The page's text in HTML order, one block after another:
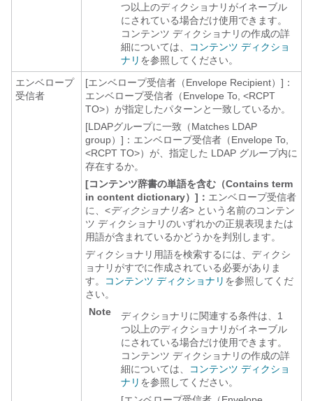
つ以上のディクショナリがイネーブル
にされている場合だけ使用できます。
コンテンツ ディクショナリの作成の詳
細については、
コンテンツ ディクショ
ナリ を参照してください。
エンベロープ
受信者
[エンベロープ受信者（Envelope Recipient）]：
エンベロープ受信者（Envelope To, <RCPT
TO>）が指定したパターンと一致しているか。
[LDAPグループに一致（Matches LDAP
group）]： エンベロープ受信者（Envelope To,
<RCPT TO>）が、指定した LDAP グループ内に
存在するか。
[コンテンツ辞書の単語を含む（Contains term
in content dictionary）]： エンベロープ受信者
に、<ディクショナリ名> という名前のコンテン
ツ ディクショナリのいずれかの正規表現または
用語が含まれているかどうかを判別します。
ディクショナリ用語を検索するには、ディクシ
ョナリがすでに作成されている必要がありま
す。
コンテンツ ディクショナリ を参照してくだ
さい。
Note
ディクショナリに関連する条件は、1
つ以上のディクショナリがイネーブル
にされている場合だけ使用できます。
コンテンツ ディクショナリの作成の詳
細については、
コンテンツ ディクショ
ナリ を参照してください。